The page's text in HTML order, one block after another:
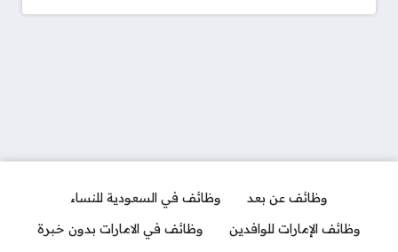
وظائف عن بعد
وظائف في السعودية للنساء
وظائف الإمارات للوافدين
وظائف في الامارات بدون خبرة